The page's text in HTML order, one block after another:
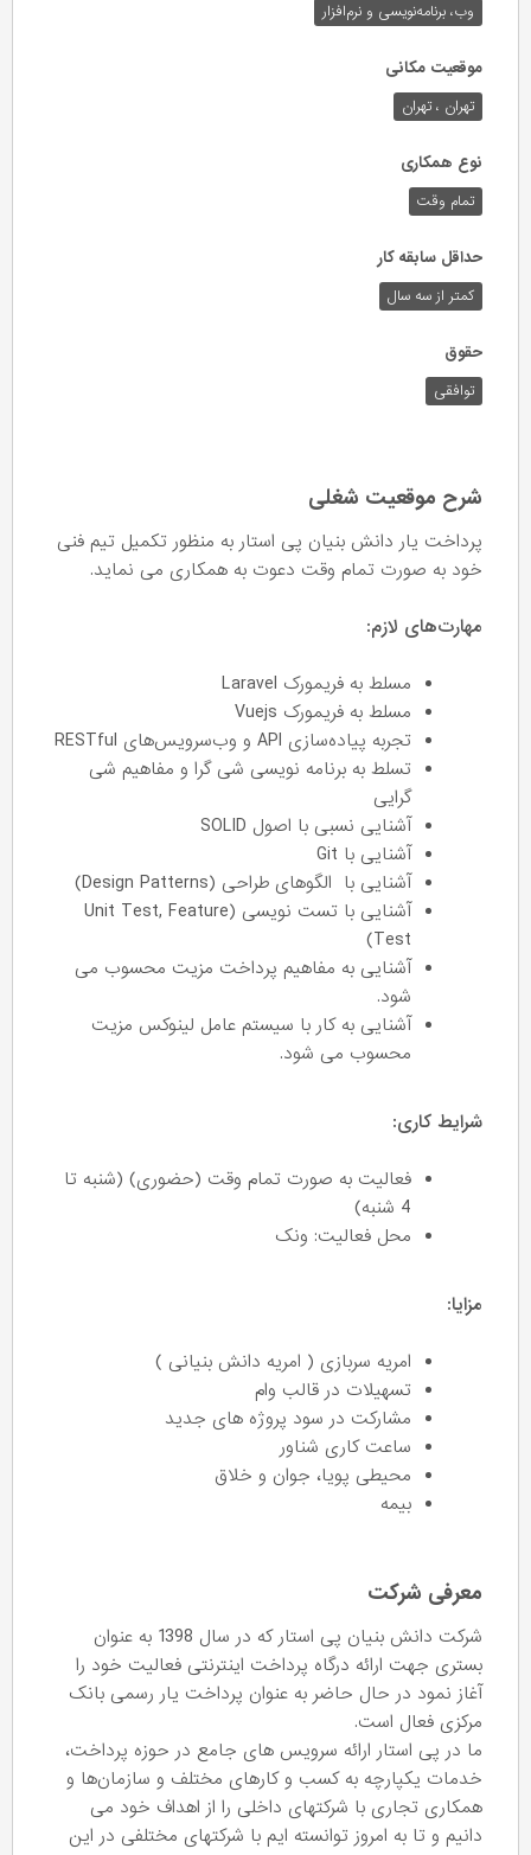
وب،‌ برنامه‌نویسی و نرم‌افزار
موقعیت مکانی
تهران ، تهران
نوع همکاری
تمام وقت
حداقل سابقه کار
کمتر از سه سال
حقوق
توافقی
شرح موقعیت شغلی
پرداخت یار دانش بنیان پی استار به منظور تکمیل تیم فنی
خود به صورت تمام وقت دعوت به همکاری می نماید.
مهارت‌های لازم:
مسلط به فریمورک Laravel
مسلط به فریمورک Vuejs
تجربه پیاده‌سازی API و وب‌سرویس‌های RESTful
تسلط به برنامه نویسی شی گرا و مفاهیم شی
گرایی
آشنایی نسبی با اصول SOLID
آشنایی با Git
آشنایی با الگوهای طراحی (Design Patterns)
آشنایی با تست نویسی (Unit Test, Feature
Test)
آشنایی به مفاهیم پرداخت مزیت محسوب می
شود.
آشنایی به کار با سیستم عامل لینوکس مزیت
محسوب می شود.
شرایط کاری:
فعالیت به صورت تمام وقت (حضوری) (شنبه تا
4 شنبه)
محل فعالیت: ونک
مزایا:
امریه سربازی ( امریه دانش بنیانی )
تسهیلات در قالب وام
مشارکت در سود پروژه های جدید
ساعت کاری شناور
محیطی پویا، جوان و خلاق
بیمه
معرفی شرکت
شرکت دانش بنیان پی استار که در سال 1398 به عنوان
بستری جهت ارائه درگاه پرداخت اینترنتی فعالیت خود را
آغاز نمود در حال حاضر به عنوان پرداخت یار رسمی بانک
مرکزی فعال است.
ما در پی استار ارائه سرویس های جامع در حوزه پرداخت،
خدمات یکپارچه به کسب و کارهای مختلف و سازمان‌ها و
همکاری تجاری با شرکتهای داخلی را از اهداف خود می
دانیم و تا به امروز توانسته ایم با شرکتهای مختلفی در این